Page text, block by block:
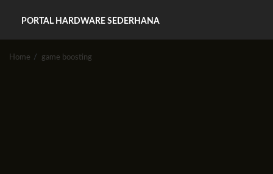
PORTAL HARDWARE SEDERHANA
Home game boosting